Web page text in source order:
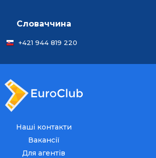
Словаччина
+421 944 819 220
Наші контакти
Вакансії
Для агентів